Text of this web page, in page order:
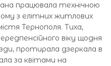
працювала технічною
з елітних житлових
Тернополя. Тиха,
віку щодня
протирала дзеркала в
за квітами на